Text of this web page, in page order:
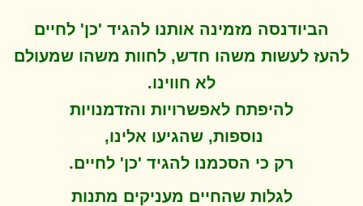
הביודנסה מזמינה אותנו להגיד 'כן' לחיים
להעז לעשות משהו חדש, לחוות משהו שמעולם
לא חווינו.
להיפתח לאפשרויות והזדמנויות
נוספות, שהגיעו אלינו,
רק כי הסכמנו להגיד 'כן' לחיים.
לגלות שהחיים מעניקים מתנות